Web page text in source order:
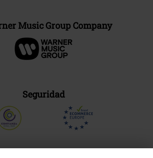
Music Group Company
Seguridad